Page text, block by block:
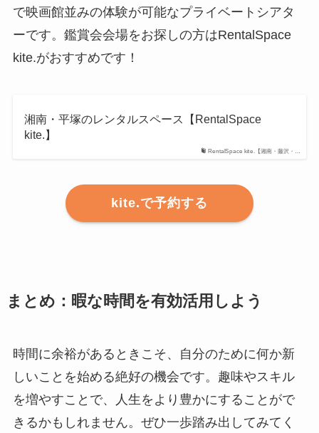
で映画館並みの体験が可能なプライベートシアタ
ーです。鑑賞会会場をお探しの方はRentalSpace
kite.がおすすめです！
RentalSpace kite.【湘南・藤沢・…
湘南・平塚のレンタルスペース【RentalSpace
kite.】
kite.で予約する
まとめ：暇な時間を有効活用しよう
時間に余裕があるときこそ、自分のために何か新
しいことを始める絶好の機会です。趣味やスキル
を増やすことで、人生をより豊かにすることがで
きるかもしれません。ぜひ一歩踏み出してみてく